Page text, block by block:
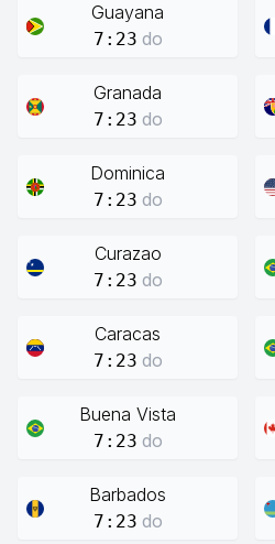
Guayana
7:23 do
Granada
7:23 do
Dominica
7:23 do
Curazao
7:23 do
Caracas
7:23 do
Buena Vista
7:23 do
Barbados
7:23 do